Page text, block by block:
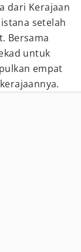
dari Kerajaan
setelah
Bersama
untuk
empat